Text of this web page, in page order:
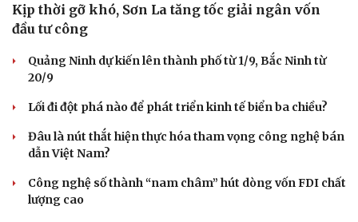
Kịp thời gỡ khó, Sơn La tăng tốc giải ngân vốn
đầu tư công
Quảng Ninh dự kiến lên thành phố từ 1/9, Bắc Ninh từ
20/9
Lối đi đột phá nào để phát triển kinh tế biển ba chiều?
Đâu là nút thắt hiện thực hóa tham vọng công nghệ bán
dẫn Việt Nam?
Công nghệ số thành “nam châm” hút dòng vốn FDI chất
lượng cao